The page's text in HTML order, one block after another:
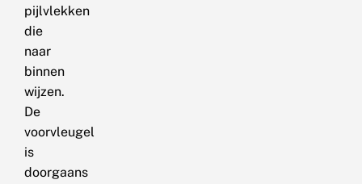
pijlvlekken
die
naar
binnen
wijzen.
De
voorvleugel
is
doorgaans